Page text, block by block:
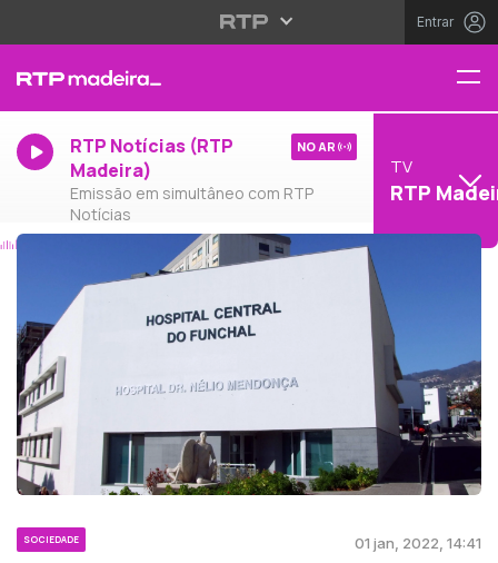
Entrar
RTP Notícias (RTP
Madeira)
Emissão em simultâneo com RTP
Notícias
NO AR
TV
RTP
SOCIEDADE 01 jan, 2022, 14:41